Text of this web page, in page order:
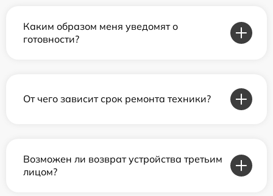
Каким образом меня уведомят о
готовности?
От чего зависит срок ремонта техники?
Возможен ли возврат устройства третьим
лицом?